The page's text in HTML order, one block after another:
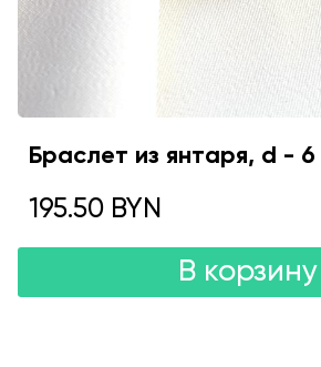
Браслет из янтаря, d - 6
195.50 BYN
В корзину